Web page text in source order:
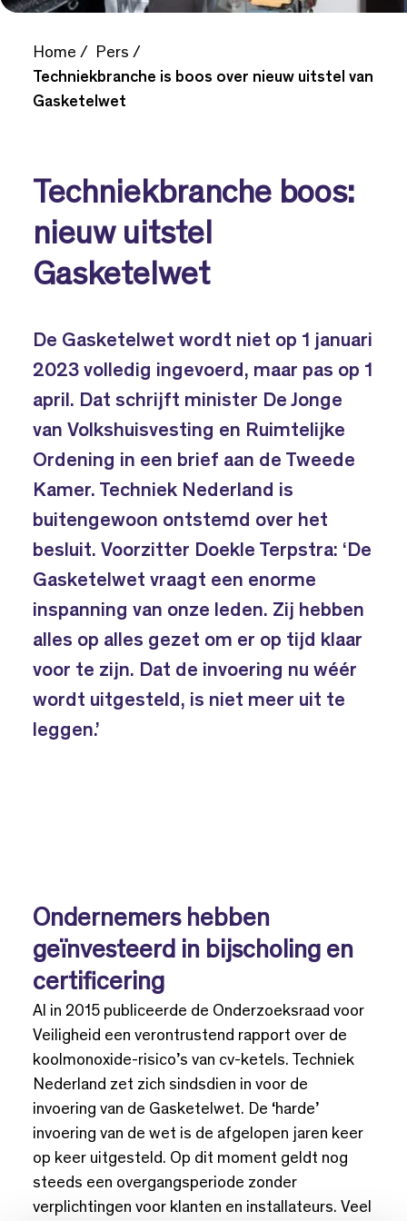
Home
Pers
Techniekbranche is boos over nieuw uitstel van
Gasketelwet
Techniekbranche boos:
nieuw uitstel
Gasketelwet
De Gasketelwet wordt niet op 1 januari
2023 volledig ingevoerd, maar pas op 1
april. Dat schrijft minister De Jonge
van Volkshuisvesting en Ruimtelijke
Ordening in een brief aan de Tweede
Kamer. Techniek Nederland is
buitengewoon ontstemd over het
besluit. Voorzitter Doekle Terpstra: ‘De
Gasketelwet vraagt een enorme
inspanning van onze leden. Zij hebben
alles op alles gezet om er op tijd klaar
voor te zijn. Dat de invoering nu wéér
wordt uitgesteld, is niet meer uit te
leggen.’
Ondernemers hebben
geïnvesteerd in bijscholing en
certificering
Al in 2015 publiceerde de Onderzoeksraad voor
Veiligheid een verontrustend rapport over de
koolmonoxide-risico’s van cv-ketels. Techniek
Nederland zet zich sindsdien in voor de
invoering van de Gasketelwet. De ‘harde’
invoering van de wet is de afgelopen jaren keer
op keer uitgesteld. Op dit moment geldt nog
steeds een overgangsperiode zonder
verplichtingen voor klanten en installateurs. Veel